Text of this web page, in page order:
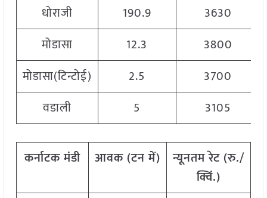
धोराजी
190.9
3630
मोडासा
12.3
3800
मोडासा(टिन्टोई)
2.5
3700
वडाली
5 3105
कर्नाटक मंडी आवक (टनमें) न्यूनतमरेट (रु./
क्विं.)